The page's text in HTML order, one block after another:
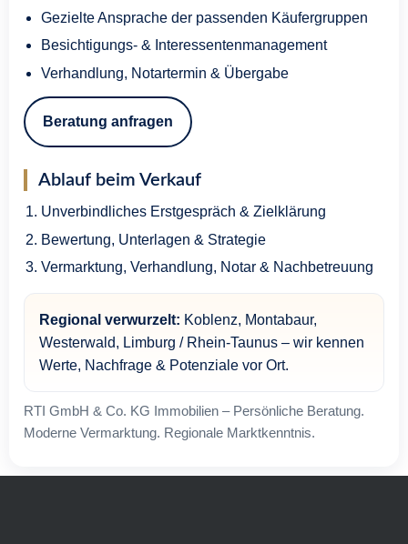
Gezielte Ansprache der passenden Käufergruppen
Besichtigungs- & Interessentenmanagement
Verhandlung, Notartermin & Übergabe
Beratung anfragen
Ablauf beim Verkauf
Unverbindliches Erstgespräch & Zielklärung
Bewertung, Unterlagen & Strategie
Vermarktung, Verhandlung, Notar & Nachbetreuung
Regional verwurzelt: Koblenz, Montabaur,
Westerwald, Limburg / Rhein-Taunus – wir kennen
Werte, Nachfrage & Potenziale vor Ort.
RTI GmbH & Co. KG Immobilien – Persönliche Beratung.
Moderne Vermarktung. Regionale Marktkenntnis.